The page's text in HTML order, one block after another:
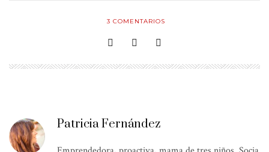
3 COMENTARIOS
Patricia Fernández